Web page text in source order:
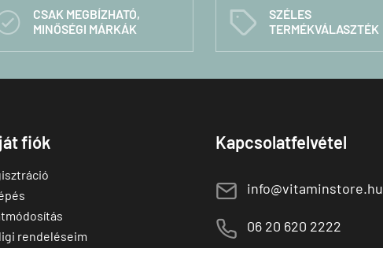
CSAK MEGBÍZHATÓ,
MINŐSÉGI MÁRKÁK
C
SZÉLES
TERMÉKVÁLASZTÉK
fiók
rendeléseim
Kapcsolatfelvétel
E info@vitaminstore.hu
M 06 20 620 2222